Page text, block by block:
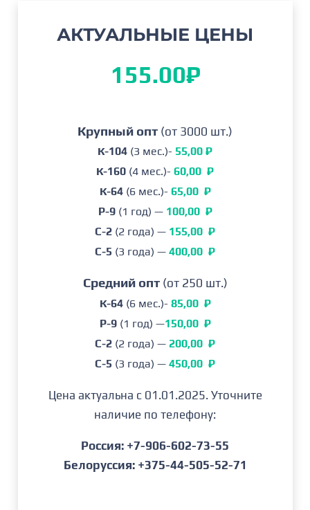
Разновидность обладает хорошей
делает её привлекательной для выращивания в
Характеристики
кустарника
Высота кустарника : 1,5 м.
: 1,1 м.
: с конца апреля до середины мая.
: эллиптические, с острой формой
вершины и округлым основанием.
: 17- 20 мм
Период плодоношение Осорно совпадает со
Разновидность имеет более крупные и
качественные плоды, с более сладким вкусом.
Ягоды крупные, с небольшими, сухими рубцами,
светло-голубого цвета, отличной твёрдости и
АКТУАЛЬНЫЕ ЦЕНЫ
155.00₽
Крупный опт (от 3000 шт.)
К-104 (3 мес.)- 55,00 ₽
К-160 (4 мес.)- 60,00 ₽
К-64(6 мес.)- 65,00 ₽
P-9(1 год) — 100,00 ₽
C-2 (2 года) — 155,00 ₽
C-5 (3 года) — 400,00 ₽
Средний опт (от 250 шт.)
К-64 (6 мес.)- 85,00 ₽
P-9 (1 год) —150,00 ₽
C-2 (2 года) — 200,00 ₽
C-5 (3 года) — 450,00 ₽
Цена актуальна с 01.01.2025. Уточните
наличие по телефону:
Россия: +7-906-602-73-55
Белоруссия: +375-44-505-52-71